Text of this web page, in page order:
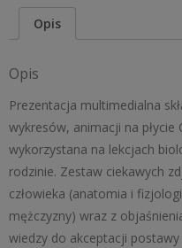
multimedialna
Opis
Opis
Prezentacja multimedialna
wykresów, animacji na
wykorzystana na lekcjach
rodzinie. Zestaw ciekawych
człowieka (anatomia i
mężczyzny) wraz z
wiedzy do akceptacji